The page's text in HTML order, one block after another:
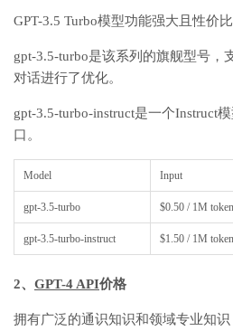
GPT-3.5 Turbo模型功能强大且性价比
gpt-3.5-turbo是该系列的旗舰型号，
对话进行了优化。
gpt-3.5-turbo-instruct是一个Instruct
口。
Model Input
gpt-3.5-turbo $0.50 / 1M
gpt-3.5-turbo-instruct $1.50 / 1M
2、 GPT-4 API价格
拥有广泛的通识知识和领域专业知